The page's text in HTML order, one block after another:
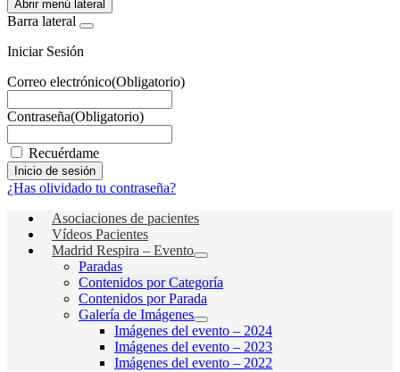
Abrir menú lateral
Barra lateral
Iniciar Sesión
Correo electrónico(Obligatorio)
Contraseña(Obligatorio)
Recuérdame
¿Has olividado tu contraseña?
Asociaciones de pacientes
Vídeos Pacientes
Madrid Respira – Evento
Paradas
Contenidos por Categoría
Contenidos por Parada
Galería de Imágenes
Imágenes del evento – 2024
Imágenes del evento – 2023
Imágenes del evento – 2022